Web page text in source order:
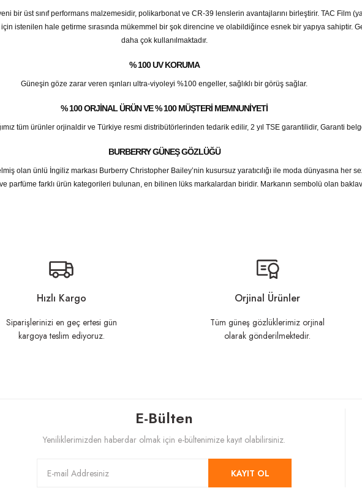
bir üst sınıf performans malzemesidir, polikarbonat ve CR-39 lenslerin avantajlarını birleştirir. TAC Film
istenilen hale getirme sırasında mükemmel bir şok direncine ve olabildiğince esnek bir yapıya sahiptir.
daha çok kullanılmaktadır.
% 100 UV KORUMA
Güneşin göze zarar veren ışınları ultra-viyoleyi %100 engeller, sağlıklı bir görüş sağlar.
% 100 ORJINAL ÜRÜN VE % 100 MÜŞTERI MEMNUNIYETI
tüm ürünler orjinaldir ve Türkiye resmi distribütörlerinden tedarik edilir, 2 yıl TSE garantilidir, Garanti
BURBERRY GÜNEŞ GÖZLÜĞÜ
olan ünlü İngiliz markası Burberry Christopher Bailey’nin kusursuz yaratıcılığı ile moda dünyasına her
parfüme farklı ürün kategorileri bulunan, en bilinen lüks markalardan biridir. Markanın sembolü olan
Gönder
Hızlı Kargo
Siparişlerinizi en geç ertesi gün
kargoya teslim ediyoruz.
Orjinal Ürünler
Tüm güneş gözlüklerimiz orjinal
olarak gönderilmektedir.
E-Bülten
Yeniliklerimizden haberdar olmak için e-bültenimize kayıt olabilirsiniz.
KAYIT OL